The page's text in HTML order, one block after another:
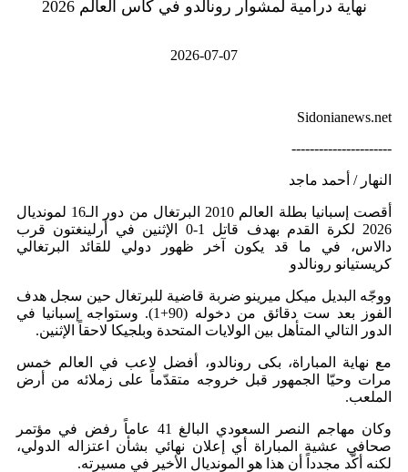
نهاية درامية لمشوار رونالدو في كأس العالم 2026
2026-07-07
Sidonianews.net
----------------------
النهار / أحمد ماجد
أقصت إسبانيا بطلة العالم 2010 البرتغال من دور الـ16 لمونديال
2026 لكرة القدم بهدف قاتل 1-0 الإثنين في أرلينغتون قرب
دالاس، في ما قد يكون آخر ظهور دولي للقائد البرتغالي
كريستيانو رونالدو
ووجّه البديل ميكل ميرينو ضربة قاضية للبرتغال حين سجل هدف
الفوز بعد ست دقائق من دخوله (90+1). وستواجه إسبانيا في
الدور التالي المتأهل بين الولايات المتحدة وبلجيكا لاحقاً الإثنين.
مع نهاية المباراة، بكى رونالدو، أفضل لاعب في العالم خمس
مرات وحيّا الجمهور قبل خروجه متقدّماً على زملائه من أرض
الملعب.
وكان مهاجم النصر السعودي البالغ 41 عاماً رفض في مؤتمر
صحافي عشية المباراة أي إعلان نهائي بشأن اعتزاله الدولي،
لكنه أكّد مجدداً أن هذا هو المونديال الأخير في مسيرته.